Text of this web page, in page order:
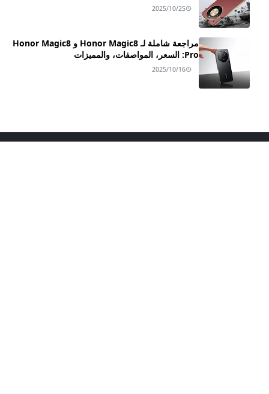
2025/10/25
مراجعة شاملة لـ Honor Magic8 و Honor Magic8
Pro: السعر، المواصفات، والمميزات
2025/10/16